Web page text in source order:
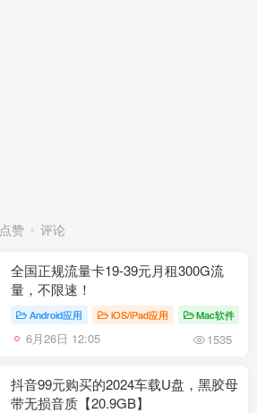
点赞 评论
全国正规流量卡19-39元月租300G流
量，不限速！
Android应用 iOS/iPad应用 Mac软件
6月26日 12:05 1535
抖音99元购买的2024车载U盘，黑胶母
带无损音质【20.9GB】